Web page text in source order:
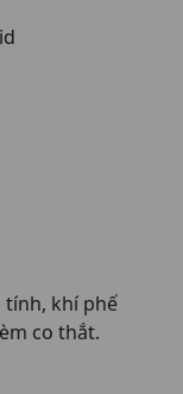
tính, khí phế
co thắt.